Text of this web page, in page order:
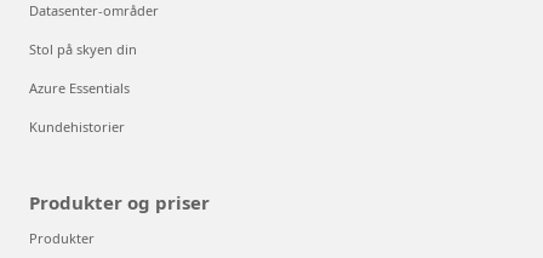
Datasenter-områder
Stol på skyen din
Azure Essentials
Kundehistorier
Produkter og priser
Produkter